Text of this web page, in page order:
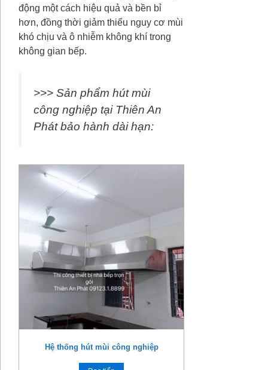
động một cách hiệu quả và bền bỉ
hơn, đồng thời giảm thiểu nguy cơ mùi
khó chịu và ô nhiễm không khí trong
không gian bếp.
>>> Sản phẩm hút mùi
công nghiệp tại Thiên An
Phát bảo hành dài hạn:
Hệ thống hút mùi công nghiệp